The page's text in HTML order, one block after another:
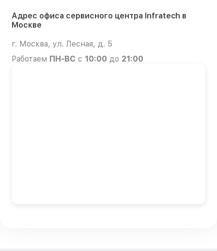
Адрес офиса сервисного центра Infratech в
Москве
г. Москва, ул. Лесная, д. 5
Работаем ПН-ВС с 10:00 до 21:00